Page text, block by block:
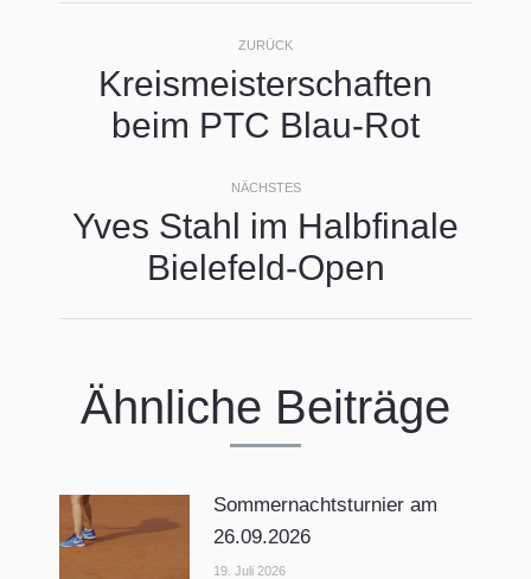
ZURÜCK
Vorheriger
Beitrag:
Kreismeisterschaften
beim PTC Blau-Rot
NÄCHSTES
Nächster
Beitrag:
Yves Stahl im Halbfinale
Bielefeld-Open
Ähnliche Beiträge
Sommernachtsturnier am
26.09.2026
19. Juli 2026